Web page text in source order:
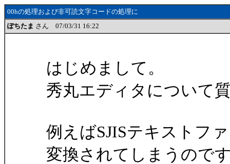
00hの処理および非可読文字コードの処理に
ぽちたま さん 07/03/31 16:22
はじめまして。
秀丸エディタについて
例えばSJISテキストフ
変換されてしまうので